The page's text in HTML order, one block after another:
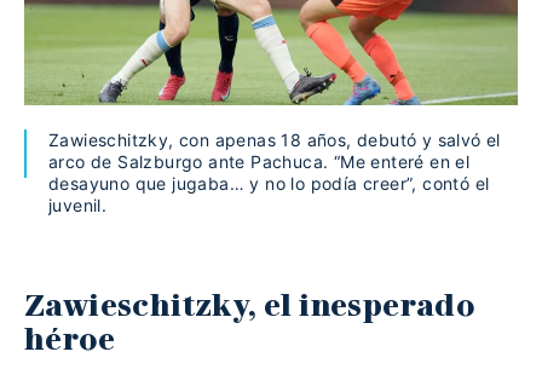
Zawieschitzky, con apenas 18 años, debutó y salvó el
arco de Salzburgo ante Pachuca. “Me enteré en el
desayuno que jugaba… y no lo podía creer”, contó el
juvenil.
Zawieschitzky, el inesperado
héroe